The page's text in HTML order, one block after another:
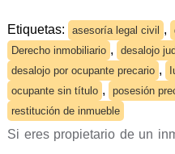
Etiquetas: asesoría legal civil ,
Derecho inmobiliario , desalojo
desalojo por ocupante precario ,
ocupante sin título , posesión
restitución de inmueble
Si eres propietario de un